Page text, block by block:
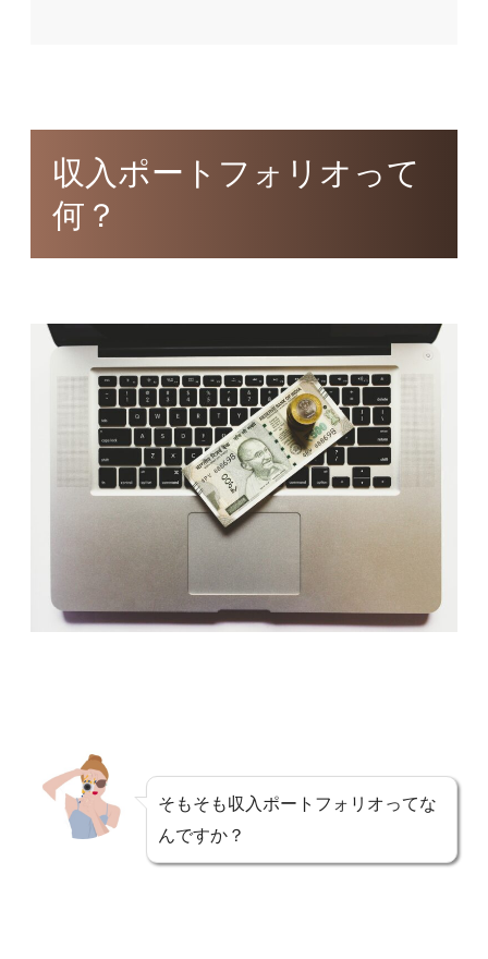
収入ポートフォリオって
何？
そもそも収入ポートフォリオってな
んですか？